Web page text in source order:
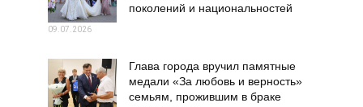
поколений и национальностей
09.07.2026
Глава города вручил памятные
медали «За любовь и верность»
семьям, прожившим в браке